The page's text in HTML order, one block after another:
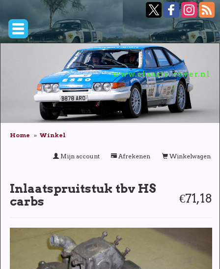
www.classic-rover.nl
Home Winkel
Winkelwagen
Afrekenen
Mijn account
€71,18
Inlaatspruitstuk tbv HS
carbs